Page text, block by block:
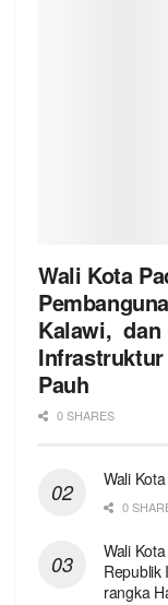
Wali Kota
Kalawi, dan
Pauh
0 SHARES
Wali
0
Wali
Republik
rangka